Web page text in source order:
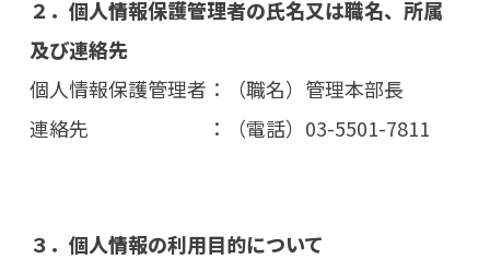
２．個人情報保護管理者の氏名又は職名、所属
及び連絡先
個人情報保護管理者：（職名）管理本部長
連絡先 ：（電話）03-5501-7811
３．個人情報の利用目的について